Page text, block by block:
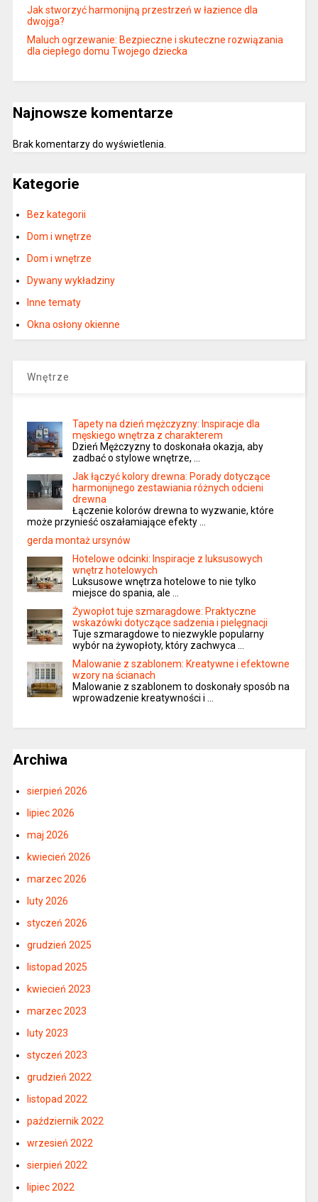
Jak stworzyć harmonijną przestrzeń w łazience dla
dwojga?
Maluch ogrzewanie: Bezpieczne i skuteczne rozwiązania
dla ciepłego domu Twojego dziecka
Najnowsze komentarze
Brak komentarzy do wyświetlenia.
Kategorie
Bez kategorii
Dom i wnętrze
Dom i wnętrze
Dywany wykładziny
Inne tematy
Okna osłony okienne
Wnętrze
Tapety na dzień mężczyzny: Inspiracje dla
męskiego wnętrza z charakterem
Dzień Mężczyzny to doskonała okazja, aby
zadbać o stylowe wnętrze, …
Jak łączyć kolory drewna: Porady dotyczące
harmonijnego zestawiania różnych odcieni
drewna
Łączenie kolorów drewna to wyzwanie, które
może przynieść oszałamiające efekty …
gerda montaż ursynów
Hotelowe odcinki: Inspiracje z luksusowych
wnętrz hotelowych
Luksusowe wnętrza hotelowe to nie tylko
miejsce do spania, ale …
Żywopłot tuje szmaragdowe: Praktyczne
wskazówki dotyczące sadzenia i pielęgnacji
Tuje szmaragdowe to niezwykle popularny
wybór na żywopłoty, który zachwyca …
Malowanie z szablonem: Kreatywne i efektowne
wzory na ścianach
Malowanie z szablonem to doskonały sposób na
wprowadzenie kreatywności i …
Archiwa
sierpień 2026
lipiec 2026
maj 2026
kwiecień 2026
marzec 2026
luty 2026
styczeń 2026
grudzień 2025
listopad 2025
kwiecień 2023
marzec 2023
luty 2023
styczeń 2023
grudzień 2022
listopad 2022
październik 2022
wrzesień 2022
sierpień 2022
lipiec 2022